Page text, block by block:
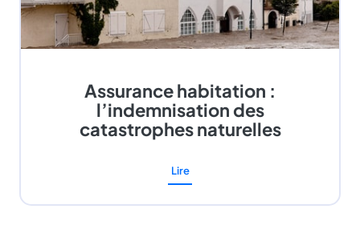
Assurance habitation :
l’indemnisation des
catastrophes naturelles
Lire